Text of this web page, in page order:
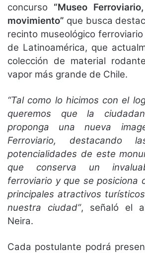
concurso “Museo
movimiento” que busca
recinto museológico
de Latinoamérica, que
colección de material
vapor más grande de Chile.
“Tal como lo hicimos con el
queremos que la
proponga una nueva
Ferroviario, destacando
potencialidades de este
que conserva un
ferroviario y que se posiciona
principales atractivos
nuestra ciudad”, señaló el
Neira.
Cada postulante podrá